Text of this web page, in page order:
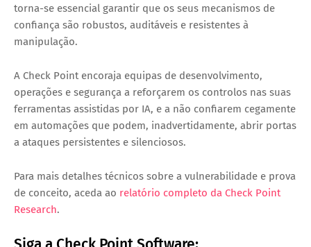
torna-se essencial garantir que os seus mecanismos de
confiança são robustos, auditáveis e resistentes à
manipulação.
A Check Point encoraja equipas de desenvolvimento,
operações e segurança a reforçarem os controlos nas suas
ferramentas assistidas por IA, e a não confiarem cegamente
em automações que podem, inadvertidamente, abrir portas
a ataques persistentes e silenciosos.
Para mais detalhes técnicos sobre a vulnerabilidade e prova
de conceito, aceda ao relatório completo da Check Point
Research.